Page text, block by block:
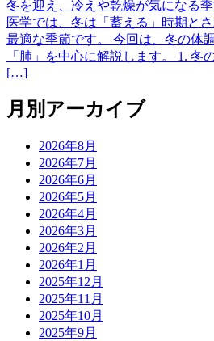
冬を迎え、冷えや乾燥が気になる
医学では、冬は「蓄える」時期と
最適な季節です。 今回は、冬の体
「肺」を中心に解説します。 1. 冬
[…]
月別アーカイブ
2026年8月
2026年7月
2026年6月
2026年5月
2026年4月
2026年3月
2026年2月
2026年1月
2025年12月
2025年11月
2025年10月
2025年9月